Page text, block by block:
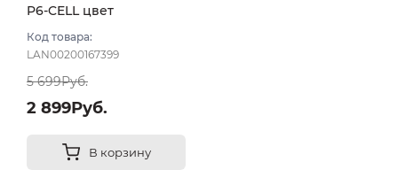
P6-CELL цвет
Код товара:
LAN00200167399
5 699Руб.
2 899Руб.
В корзину